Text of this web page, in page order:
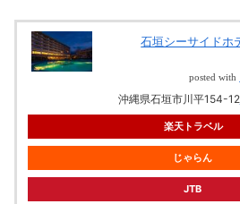
石垣シーサイド
posted with
沖縄県石垣市川平154-12
楽天トラベル
じゃらん
JTB